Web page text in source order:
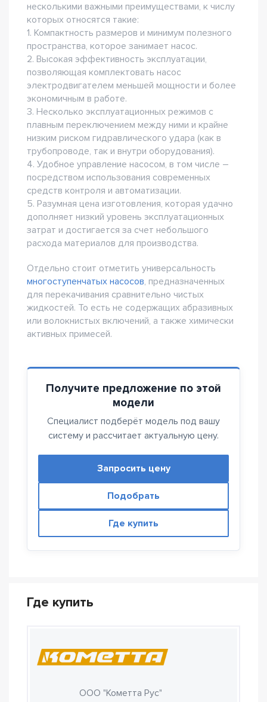
несколькими важными преимуществами, к числу
которых относятся такие:
1. Компактность размеров и минимум полезного
пространства, которое занимает насос.
2. Высокая эффективность эксплуатации,
позволяющая комплектовать насос
электродвигателем меньшей мощности и более
экономичным в работе.
3. Несколько эксплуатационных режимов с
плавным переключением между ними и крайне
низким риском гидравлического удара (как в
трубопроводе, так и внутри оборудования).
4. Удобное управление насосом, в том числе –
посредством использования современных
средств контроля и автоматизации.
5. Разумная цена изготовления, которая удачно
дополняет низкий уровень эксплуатационных
затрат и достигается за счет небольшого
расхода материалов для производства.
Отдельно стоит отметить универсальность
многоступенчатых насосов, предназначенных
для перекачивания сравнительно чистых
жидкостей. То есть не содержащих абразивных
или волокнистых включений, а также химически
активных примесей.
Получите предложение по этой
модели
Специалист подберёт модель под вашу
систему и рассчитает актуальную цену.
Запросить цену
Подобрать
Где купить
Где купить
ООО "Кометта Рус"